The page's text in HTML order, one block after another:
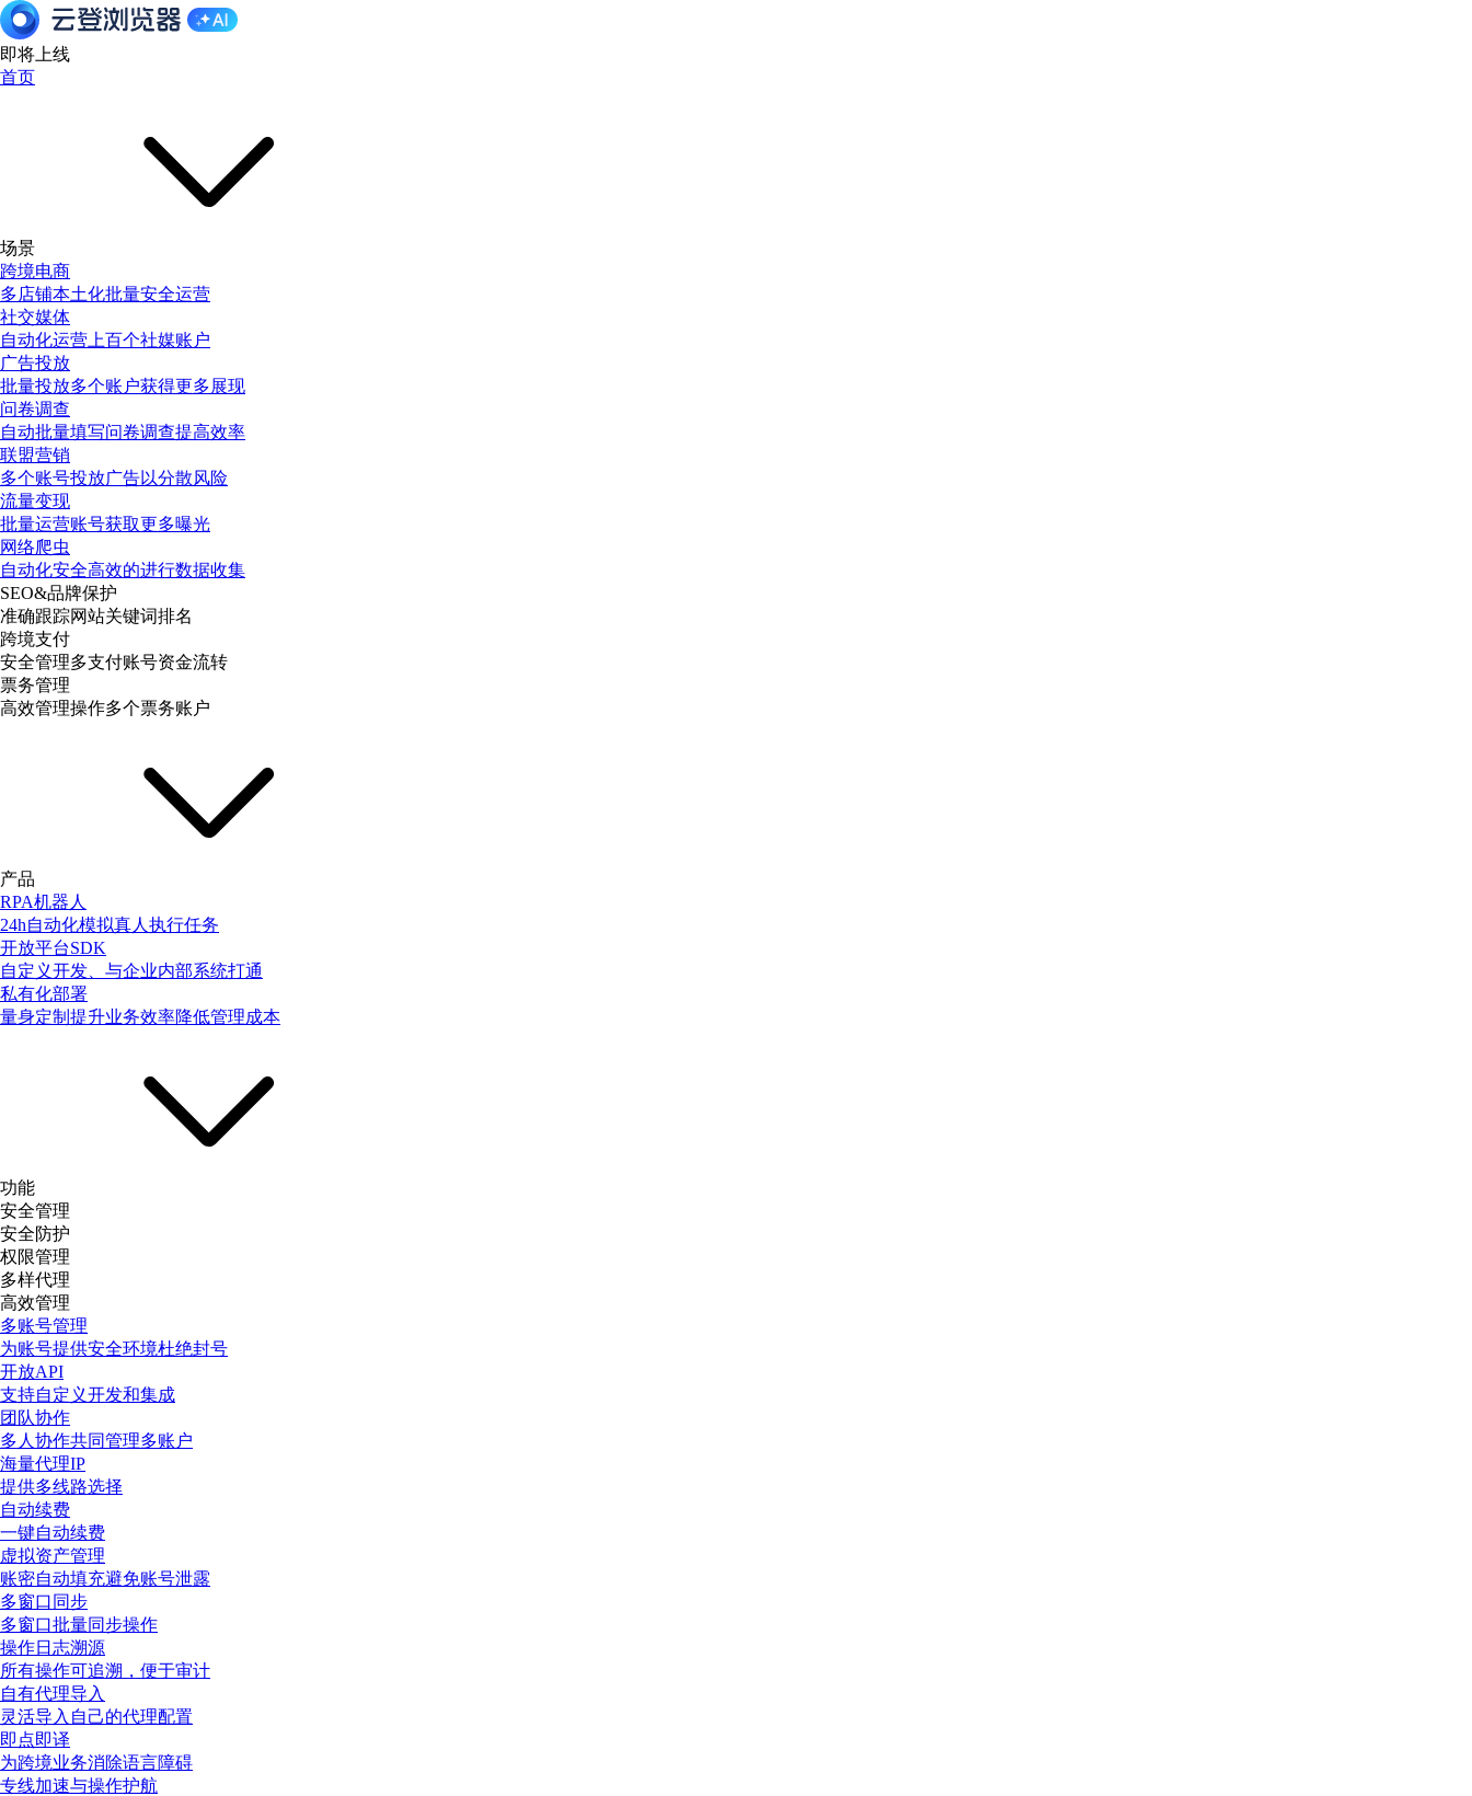
即将上线
首页
场景
跨境电商
多店铺本土化批量安全运营
社交媒体
自动化运营上百个社媒账户
广告投放
批量投放多个账户获得更多展现
问卷调查
自动批量填写问卷调查提高效率
联盟营销
多个账号投放广告以分散风险
流量变现
批量运营账号获取更多曝光
网络爬虫
自动化安全高效的进行数据收集
SEO&品牌保护
准确跟踪网站关键词排名
跨境支付
安全管理多支付账号资金流转
票务管理
高效管理操作多个票务账户
产品
RPA机器人
24h自动化模拟真人执行任务
开放平台SDK
自定义开发、与企业内部系统打通
私有化部署
量身定制提升业务效率降低管理成本
功能
安全管理
安全防护
权限管理
多样代理
高效管理
多账号管理
为账号提供安全环境杜绝封号
开放API
支持自定义开发和集成
团队协作
多人协作共同管理多账户
海量代理IP
提供多线路选择
自动续费
一键自动续费
虚拟资产管理
账密自动填充避免账号泄露
多窗口同步
多窗口批量同步操作
操作日志溯源
所有操作可追溯，便于审计
自有代理导入
灵活导入自己的代理配置
即点即译
为跨境业务消除语言障碍
专线加速与操作护航